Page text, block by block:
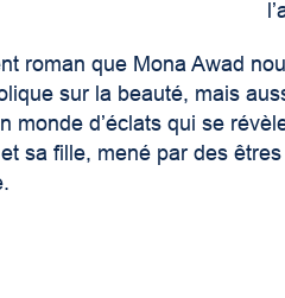
roman que Mona Awad
sur la beauté, mais
monde d’éclats qui se
sa fille, mené par des